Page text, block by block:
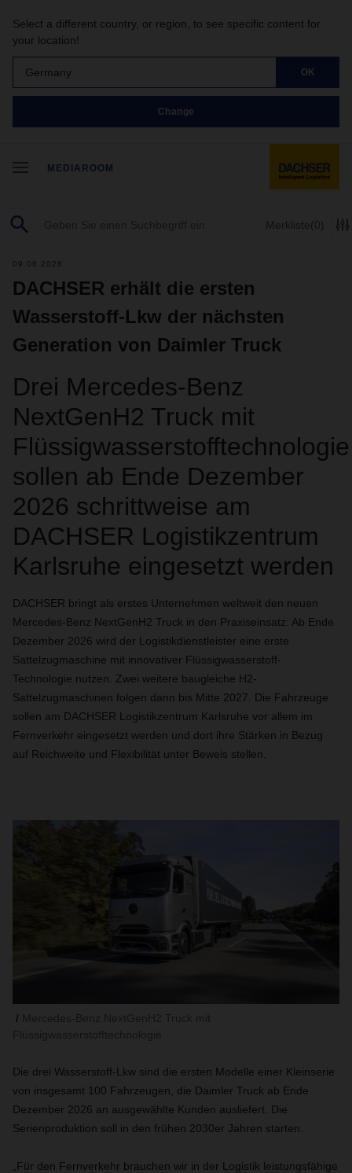
Select a different country, or region, to see specific content for
your location!
Germany OK
Change
MEDIAROOM
Merkliste(0)
09.06.2026
DACHSER erhält die ersten
Wasserstoff-Lkw der nächsten
Generation von Daimler Truck
Drei Mercedes-Benz
NextGenH2 Truck mit
Flüssigwasserstofftechnologie
sollen ab Ende Dezember
2026 schrittweise am
DACHSER Logistikzentrum
Karlsruhe eingesetzt werden
DACHSER bringt als erstes Unternehmen weltweit den neuen
Mercedes-Benz NextGenH2 Truck in den Praxiseinsatz: Ab Ende
Dezember 2026 wird der Logistikdienstleister eine erste
Sattelzugmaschine mit innovativer Flüssigwasserstoff-
Technologie nutzen. Zwei weitere baugleiche H2-
Sattelzugmaschinen folgen dann bis Mitte 2027. Die Fahrzeuge
sollen am DACHSER Logistikzentrum Karlsruhe vor allem im
Fernverkehr eingesetzt werden und dort ihre Stärken in Bezug
auf Reichweite und Flexibilität unter Beweis stellen.
Die drei Wasserstoff-Lkw sind die ersten Modelle einer Kleinserie
von insgesamt 100 Fahrzeugen, die Daimler Truck ab Ende
Dezember 2026 an ausgewählte Kunden ausliefert. Die
Serienproduktion soll in den frühen 2030er Jahren starten.
„Für den Fernverkehr brauchen wir in der Logistik leistungsfähige